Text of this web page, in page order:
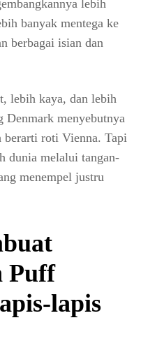
lebih
banyak mentega ke
berbagai isian dan
lebih kaya, dan lebih
menyebutnya
berarti roti Vienna. Tapi
dunia melalui tangan-
menempel justru
Puff
lapis